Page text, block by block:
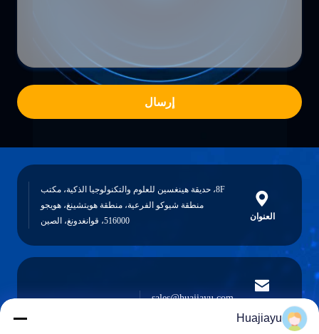
إرسال
العنوان
8F، حديقة هينغسين للعلوم والتكنولوجيا الذكية، مكتب
منطقة شيوكو الفرعية، منطقة هويتشينغ، هويجو
516000، قوانغدونغ، الصين
الإلكتروني
sales@huajiayu.com
Huajiayu